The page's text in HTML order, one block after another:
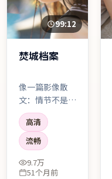
99:12
焚城档案
像一篇影像散
文：情节不是唯
一主角，情绪与
氛围同样占据叙
事权。适合深夜
独自观看。
高清
流畅
9.7万
51个月前